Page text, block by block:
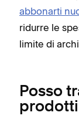
abbonarti
ridurre le
limite di
Posso